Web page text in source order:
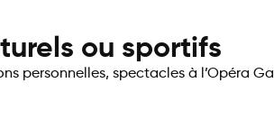
ou sportifs
personnelles, spectacles à l’Opéra